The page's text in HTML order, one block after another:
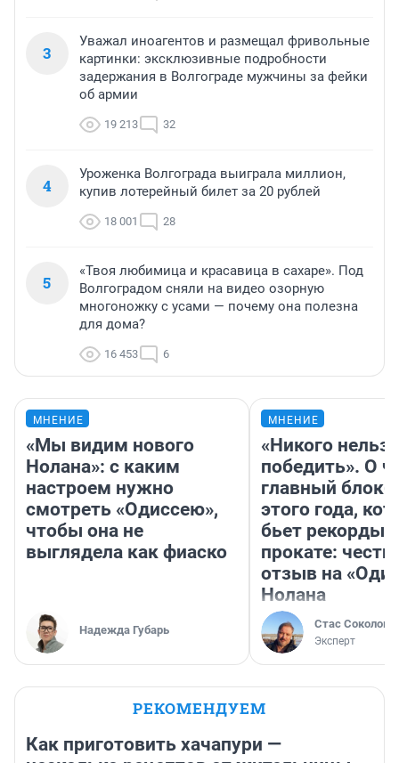
3
Уважал иноагентов и размещал фривольные
картинки: эксклюзивные подробности
задержания в Волгограде мужчины за фейки
об армии
19 213 32
4
Уроженка Волгограда выиграла миллион,
купив лотерейный билет за 20 рублей
18 001 28
5
«Твоя любимица и красавица в сахаре». Под
Волгоградом сняли на видео озорную
многоножку с усами — почему она полезна
для дома?
16 453 6
МНЕНИЕ
«Мы видим нового
Нолана»: с каким
настроем нужно
смотреть «Одиссею»,
чтобы она не
выглядела как фиаско
Надежда Губарь
МНЕНИЕ
«Никого нельзя
победить». О
главный
этого года,
бьет рекорды в
прокате:
отзыв на
Нолана
Стас Соколов
Эксперт
РЕКОМЕНДУЕМ
Как приготовить хачапури —